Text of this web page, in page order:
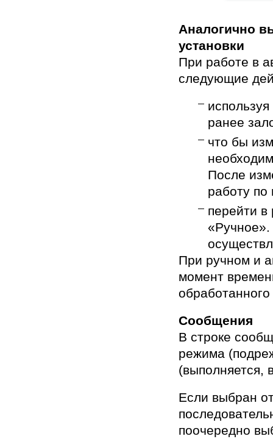
Аналогично
установки
При работе в
следующие
ранее
что бы
После
работу
перейти в
При ручном и
момент
Сообщения
В строке
режима
(выполняется,
Если выбран
поочередно